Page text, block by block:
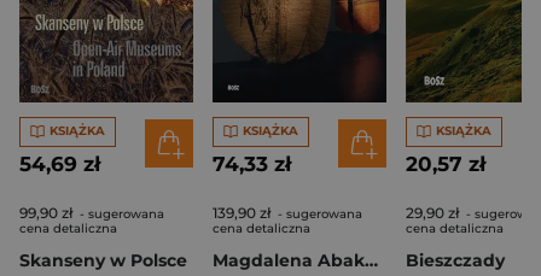
KSIĄŻKA
54,69 zł
99,90 zł - sugerowana
cena detaliczna
Skanseny w Polsce
KSIĄŻKA
74,33 zł
139,90 zł - sugerowana
cena detaliczna
Magdalena Abakanowicz
KSIĄŻKA
20,57 zł
29,90 zł -
cena detaliczna
Bieszczady